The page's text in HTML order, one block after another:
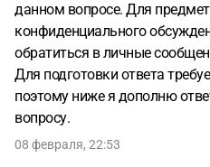
данном вопросе. Для
конфиденциального
обратиться в личные
Для подготовки ответа
поэтому ниже я дополню
вопросу.
08 февраля, 22:53